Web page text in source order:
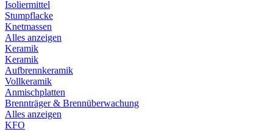
Isoliermittel
Stumpflacke
Knetmassen
Alles anzeigen
Keramik
Keramik
Aufbrennkeramik
Vollkeramik
Anmischplatten
Brennträger & Brennüberwachung
Alles anzeigen
KFO